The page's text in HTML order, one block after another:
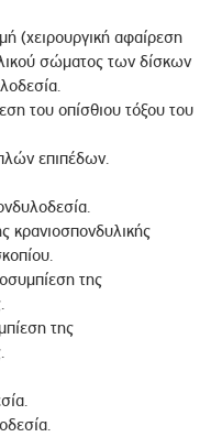
(χειρουργική αφαίρεση
σώματος των δίσκων
του οπίσθιου τόξου του
επιπέδων.
κρανιοσπονδυλικής
της
της